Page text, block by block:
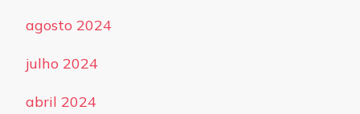
agosto 2024
julho 2024
abril 2024